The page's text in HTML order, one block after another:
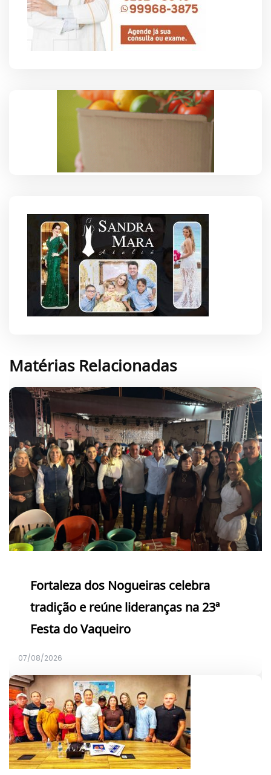
Matérias Relacionadas
Fortaleza dos Nogueiras celebra
tradição e reúne lideranças na 23ª
Festa do Vaqueiro
07/08/2026